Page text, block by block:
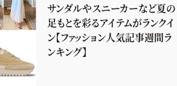
サンダルやスニーカーなど夏の
足もとを彩るアイテムがランクイ
ン【ファッション人気記事週間ラ
ンキング】